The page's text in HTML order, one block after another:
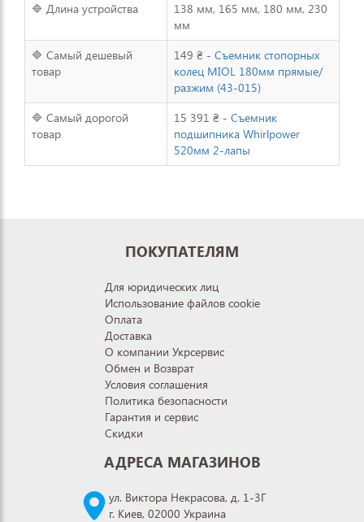
🔷 Длина устройства
138 мм, 165 мм, 180 мм, 230
мм
🔷 Самый дешевый
товар
149 ₴ - Съемник стопорных
колец MIOL 180мм прямые/
разжим (43-015)
🔷 Самый дорогой
товар
15 391 ₴ - Съемник
подшипника Whirlpower
520мм 2-лапы
ПОКУПАТЕЛЯМ
Для юридических лиц
Использование файлов cookie
Оплата
Доставка
О компании Укрсервис
Обмен и Возврат
Условия соглашения
Политика безопасности
Гарантия и сервис
Скидки
АДРЕСА МАГАЗИНОВ
ул. Виктора Некрасова, д. 1-3Г
г. Киев, 02000 Украина